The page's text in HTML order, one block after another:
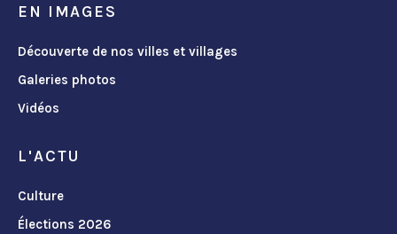
EN IMAGES
Découverte de nos villes et villages
Galeries photos
Vidéos
L'ACTU
Culture
Élections 2026